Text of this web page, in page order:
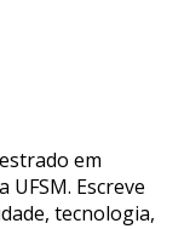
em
UFSM. Escreve
tecnologia,